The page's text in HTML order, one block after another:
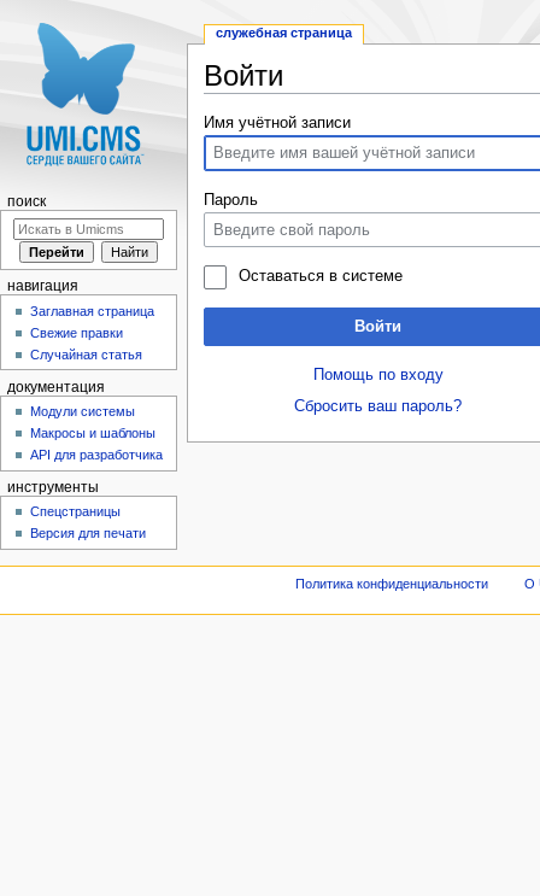
Войти
Имя учётной записи
Пароль
Оставаться в системе
Войти
Помощь по входу
Сбросить ваш пароль?
служебная страница
поиск
навигация
Заглавная страница
Свежие правки
Случайная статья
документация
Модули системы
Макросы и шаблоны
API для разработчика
инструменты
Спецстраницы
Версия для печати
Политика конфиденциальности О